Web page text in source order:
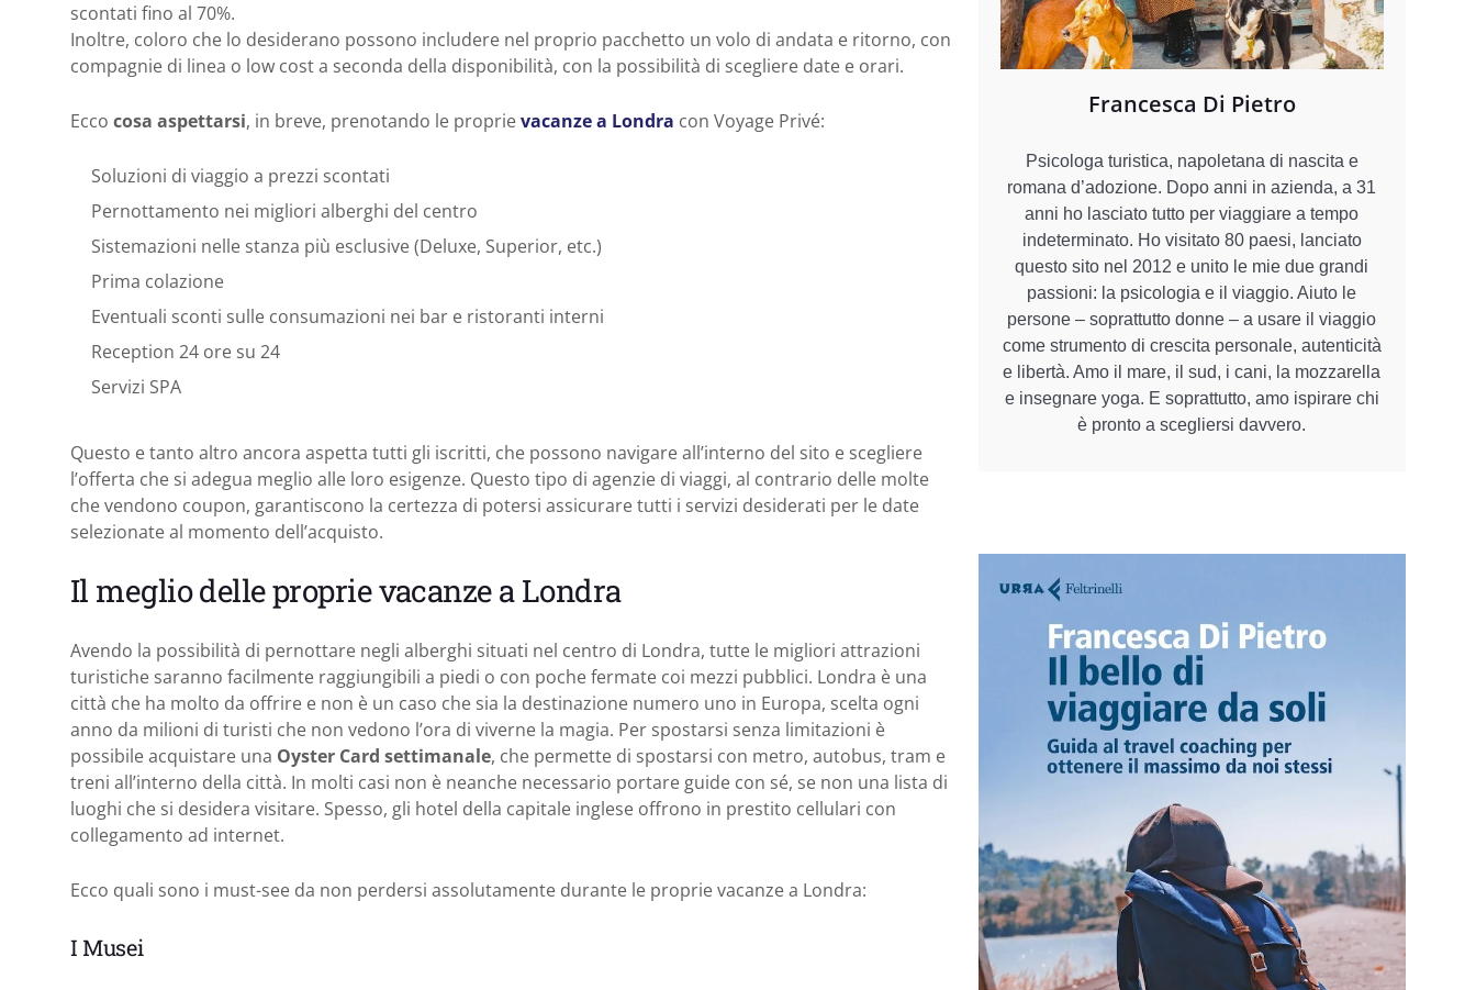
scontati fino al 70%.
Inoltre, coloro che lo desiderano possono includere nel proprio pacchetto un volo di andata e ritorno, con
compagnie di linea o low cost a seconda della disponibilità, con la possibilità di scegliere date e orari.
Ecco cosa aspettarsi, in breve, prenotando le proprievacanze a Londra con Voyage Privé:
Soluzioni di viaggio a prezzi scontati
Pernottamento nei migliori alberghi del centro
Sistemazioni nelle stanza più esclusive (Deluxe, Superior, etc.)
Prima colazione
Eventuali sconti sulle consumazioni nei bar e ristoranti interni
Reception 24 ore su 24
Servizi SPA
Questo e tanto altro ancora aspetta tutti gli iscritti, che possono navigare all’interno del sito e scegliere
l’offerta che si adegua meglio alle loro esigenze. Questo tipo di agenzie di viaggi, al contrario delle molte
che vendono coupon, garantiscono la certezza di potersi assicurare tutti i servizi desiderati per le date
selezionate al momento dell’acquisto.
Il meglio delle proprie vacanze a Londra
Avendo la possibilità di pernottare negli alberghi situati nel centro di Londra, tutte le migliori attrazioni
turistiche saranno facilmente raggiungibili a piedi o con poche fermate coi mezzi pubblici. Londra è una
città che ha molto da offrire e non è un caso che sia la destinazione numero uno in Europa, scelta ogni
anno da milioni di turisti che non vedono l’ora di viverne la magia. Per spostarsi senza limitazioni è
possibile acquistare una Oyster Card settimanale, che permette di spostarsi con metro, autobus, tram e
treni all’interno della città. In molti casi non è neanche necessario portare guide con sé, se non una lista di
luoghi che si desidera visitare. Spesso, gli hotel della capitale inglese offrono in prestito cellulari con
collegamento ad internet.
Ecco quali sono i must-see da non perdersi assolutamente durante le proprie vacanze a Londra:
I Musei
Francesca Di Pietro
Psicologa turistica, napoletana di nascita e
romana d’adozione. Dopo anni in azienda, a 31
anni ho lasciato tutto per viaggiare a tempo
indeterminato. Ho visitato 80 paesi, lanciato
questo sito nel 2012 e unito le mie due grandi
passioni: la psicologia e il viaggio. Aiuto le
persone – soprattutto donne – a usare il viaggio
come strumento di crescita personale, autenticità
e libertà. Amo il mare, il sud, i cani, la mozzarella
e insegnare yoga. E soprattutto, amo ispirare chi
è pronto a scegliersi davvero.